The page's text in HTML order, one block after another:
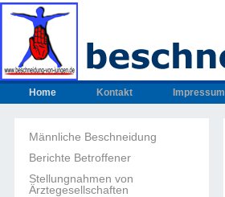
Home Kontakt Impressum
Männliche Beschneidung
Berichte Betroffener
Stellungnahmen von
Ärztegesellschaften